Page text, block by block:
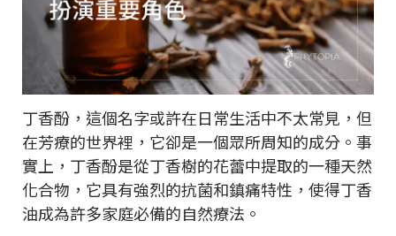
丁香酚，這個名字或許在日常生活中不太常見，但
在芳療的世界裡，它卻是一個眾所周知的成分。事
實上，丁香酚是從丁香樹的花蕾中提取的一種天然
化合物，它具有強烈的抗菌和鎮痛特性，使得丁香
油成為許多家庭必備的自然療法。